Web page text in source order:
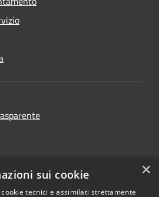
×
sui cookie
tecnici e assimilati strettamente